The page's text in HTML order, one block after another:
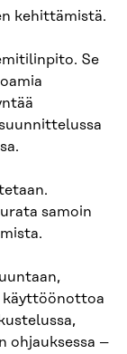
kehittämistä.
Se
samoin
käyttöönottoa
ohjauksessa –